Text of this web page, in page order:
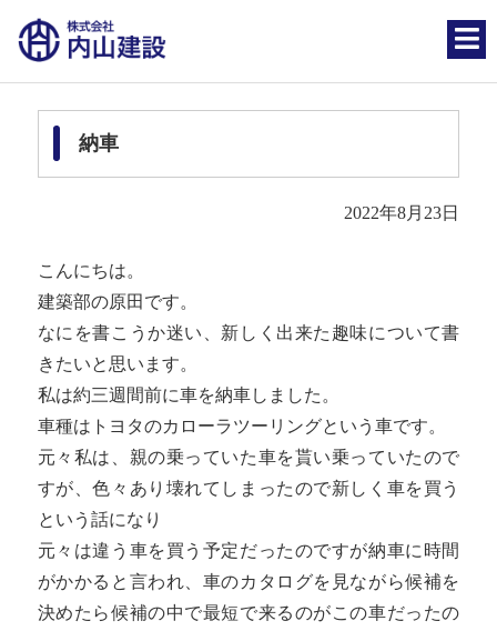
納車
2022年8月23日
こんにちは。
建築部の原田です。
なにを書こうか迷い、新しく出来た趣味について書
きたいと思います。
私は約三週間前に車を納車しました。
車種はトヨタのカローラツーリングという車です。
元々私は、親の乗っていた車を貰い乗っていたので
すが、色々あり壊れてしまったので新しく車を買う
という話になり
元々は違う車を買う予定だったのですが納車に時間
がかかると言われ、車のカタログを見ながら候補を
決めたら候補の中で最短で来るのがこの車だったの